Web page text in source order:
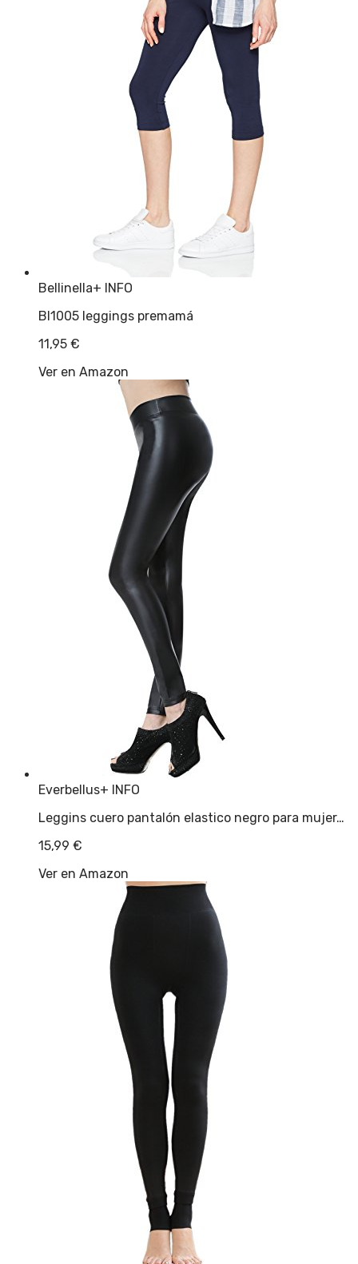
Bellinella+ INFO
Bl1005 leggings premamá
11,95 €
Ver en Amazon
Everbellus+ INFO
Leggins cuero pantalón elastico negro para mujer…
15,99 €
Ver en Amazon